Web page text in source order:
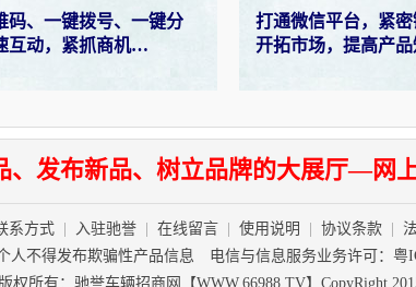
码、一键拨号、一键分
互动，紧抓商机…
打通微信平台，紧
开拓市场，提高产
、发布新品、树立品牌的大展厅—网
系方式| 入驻驰誉| 在线留言| 使用说明 协议条款|
人不得发布欺骗性产品信息 电信与信息服务业务许可： 粤
版权所有：驰誉车辆招商网【WWW.66988.TV】CopyRight